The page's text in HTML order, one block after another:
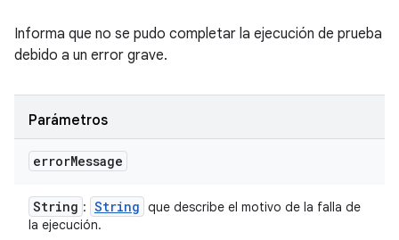
Informa que no se pudo completar la ejecución de prueba
debido a un error grave.
Parámetros
errorMessage
String : String que describe el motivo de la falla de
la ejecución.